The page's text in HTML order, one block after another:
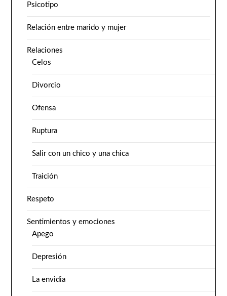
Psicotipo
Relación entre marido y mujer
Relaciones
Celos
Divorcio
Ofensa
Ruptura
Salir con un chico y una chica
Traición
Respeto
Sentimientos y emociones
Apego
Depresión
La envidia